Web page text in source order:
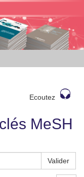
Ecoutez
MeSH
Valider